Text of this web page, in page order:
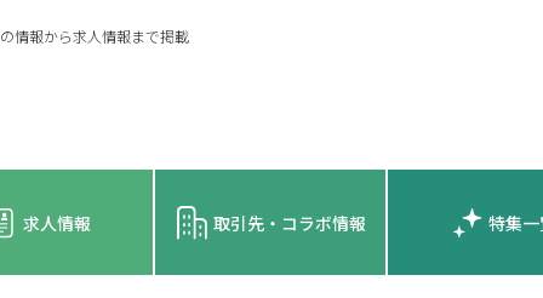
情報から求人情報まで掲載
求人情報 取引先・コラボ情報 特集一